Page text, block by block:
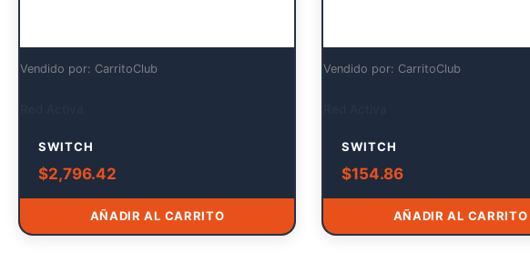
Vendido por: CarritoClub
SWITCH
$2,796.42
AÑADIR AL CARRITO
Vendido por: CarritoClub
SWITCH
$154.86
AÑADIR AL CARRITO